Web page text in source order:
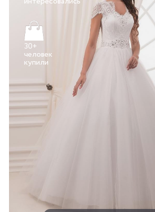
30+
человек